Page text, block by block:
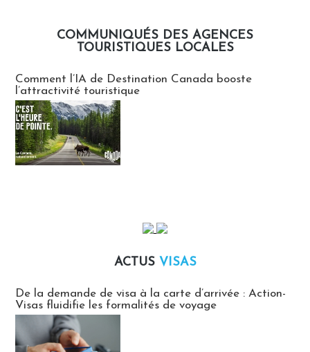
COMMUNIQUÉS DES AGENCES
TOURISTIQUES LOCALES
Comment l’IA de Destination Canada booste
l’attractivité touristique
ACTUS VISAS
De la demande de visa à la carte d’arrivée : Action-
Visas fluidifie les formalités de voyage